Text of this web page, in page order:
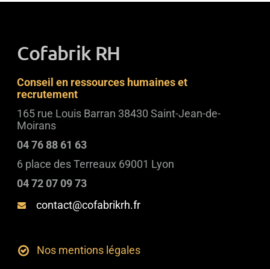
Cofabrik RH
Conseil en ressources humaines et
recrutement
165 rue Louis Barran 38430 Saint-Jean-de-
Moirans
04 76 88 61 63
6 place des Terreaux 69001 Lyon
04 72 07 09 73
contact@cofabrikrh.fr
Nos mentions légales